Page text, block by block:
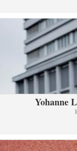
Yohanne